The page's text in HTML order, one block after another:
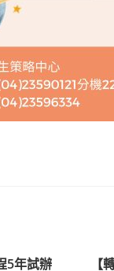
5年試辦 【